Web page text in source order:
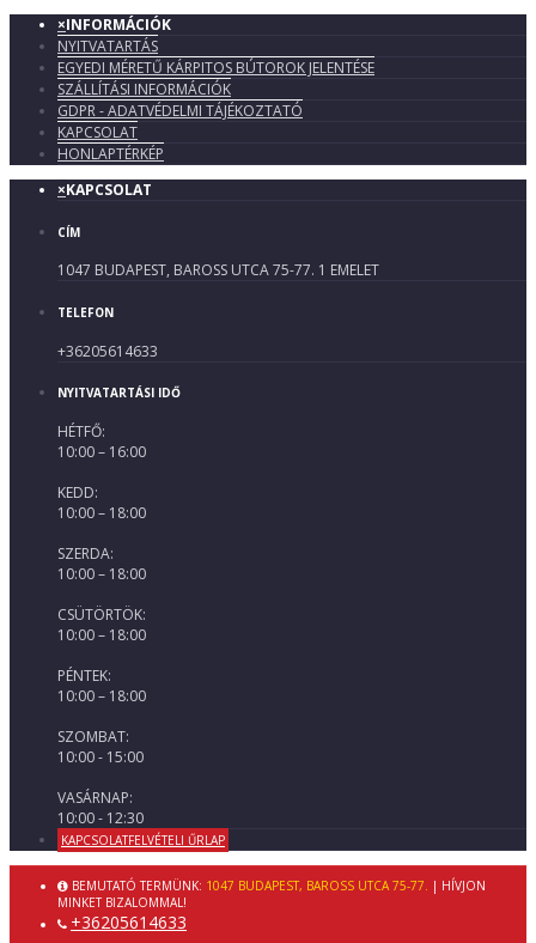
×INFORMÁCIÓK
NYITVATARTÁS
EGYEDI MÉRETŰ KÁRPITOS BÚTOROK JELENTÉSE
SZÁLLÍTÁSI INFORMÁCIÓK
GDPR - ADATVÉDELMI TÁJÉKOZTATÓ
KAPCSOLAT
HONLAPTÉRKÉP
×KAPCSOLAT
CÍM
1047 BUDAPEST, BAROSS UTCA 75-77. 1 EMELET
TELEFON
+36205614633
NYITVATARTÁSI IDŐ
HÉTFŐ:
10:00 – 16:00
KEDD:
10:00 – 18:00
SZERDA:
10:00 – 18:00
CSÜTÖRTÖK:
10:00 – 18:00
PÉNTEK:
10:00 – 18:00
SZOMBAT:
10:00 - 15:00
VASÁRNAP:
10:00 - 12:30
KAPCSOLATFELVÉTELI ŰRLAP
BEMUTATÓ TERMÜNK: 1047 BUDAPEST, BAROSS UTCA 75-77.
| HÍVJON
MINKET BIZALOMMAL!
+36205614633